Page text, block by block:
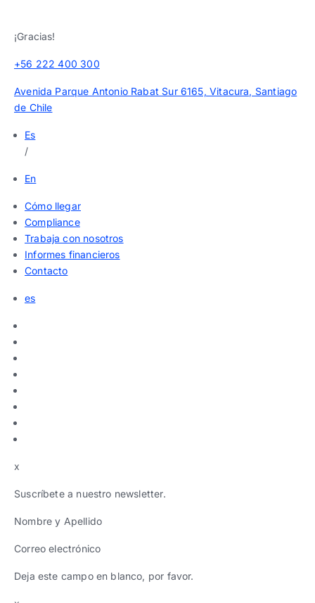
¡Gracias!
+56 222 400 300
Avenida Parque Antonio Rabat Sur 6165, Vitacura, Santiago
de Chile
Es
/
En
Cómo llegar
Compliance
Trabaja con nosotros
Informes financieros
Contacto
es
x
Suscríbete a nuestro newsletter.
Nombre y Apellido
Correo electrónico
Deja este campo en blanco, por favor.